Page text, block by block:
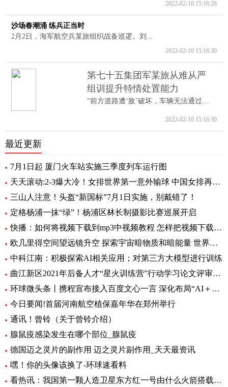
2022-02-10 15:16:28
沙场春潮涌 练兵正当时
2月2日，海军航空兵某旅组织战备巡逻。刘...
2022-02-10 15:16:30
第七十五集团军某旅从难从严
组训提升特情处置能力
“前方道路遭‘敌’破坏，车辆无法通过。...
2022-02-10 15:16:30
最近更新
7月1日起 厦门火车站实施三季度列车运行图
天天滚动:2-3爆大冷！女排世界第一意外输球 中国女排再获好消息
三山人注意！头盔“新国标”7月1日实施，别戴错了！
定格杨浦一抹“绿”！杨浦区林长制摄影比赛巡展开启
快播：如何将视频下载到mp3中视频教程 怎样把视频下载到MP3里呢
欧几里得空间望远镜升空 探索宇宙暗物质和暗能量 世界资讯
中科江南：积极探索AI相关应用；对第三方大模型进行训练
曲江新区2021年后备人才“星火训练营”行动学习论文评审会暨结训仪式圆满举办|全球要闻
环球微头条丨携程宣布接入百度文心一言 深化布局“AI＋旅行”应用
今日要闻!首届河南航空植保嘉年华在郑州举行
通讯！曾铃（关于曾铃介绍）
腺鼠疫感染发生在哪个部位_腺鼠疫
德国迈之灵片的副作用 迈之灵片副作用_天天最资讯
嘿！你的头像该换了-环球速看料
看热讯：我国第一颗人造卫星东方红一号由什么火箭搭载_我国第一颗人造卫星